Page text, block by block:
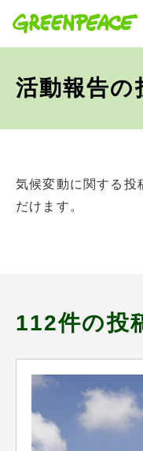
活動報告の
気候変動に関する投
だけます。
112件の投